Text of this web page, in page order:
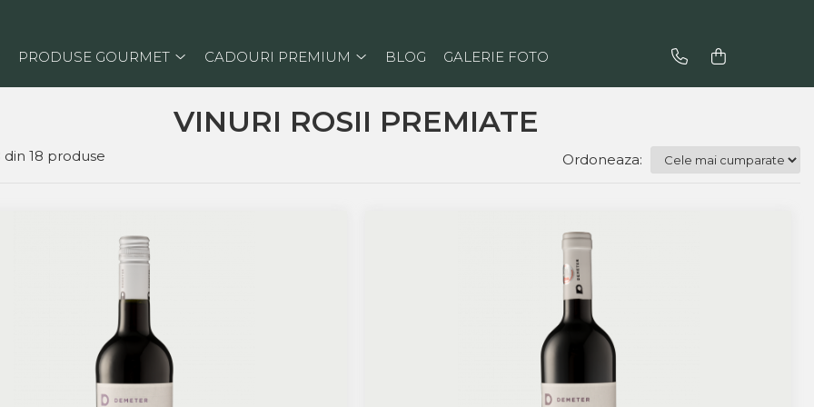
PRODUSE GOURMET CADOURI PREMIUM BLOG GALERIE FOTO
VINURI ROSII PREMIATE
din 18 produse Ordoneaza: